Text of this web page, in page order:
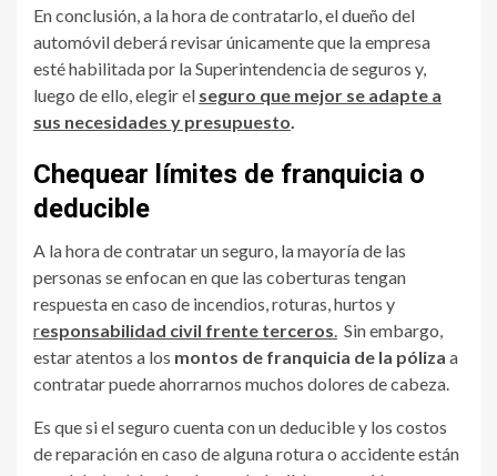
En conclusión, a la hora de contratarlo, el dueño del
automóvil deberá revisar únicamente que la empresa
esté habilitada por la Superintendencia de seguros y,
luego de ello, elegir el seguro que mejor se adapte a
sus necesidades y presupuesto
Chequear límites de franquicia o
deducible
A la hora de contratar un seguro, la mayoría de las
personas se enfocan en que las coberturas tengan
respuesta en caso de incendios, roturas, hurtos y
responsabilidad civil frente terceros Sin embargo,
estar atentos a los montos de franquicia de la póliza a
contratar puede ahorrarnos muchos dolores de cabeza.
Es que si el seguro cuenta con un deducible y los costos
de reparación en caso de alguna rotura o accidente están